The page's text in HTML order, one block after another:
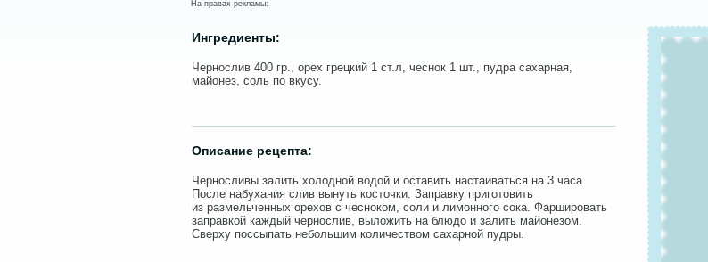
На правах рекламы:
Ингредиенты:
Чернослив 400 гр., орех грецкий 1 ст.л, чеснок 1 шт., пудра сахарная,
майонез, соль по вкусу.
Описание рецепта:
Черносливы залить холодной водой и оставить настаиваться на 3 часа.
После набухания слив вынуть косточки. Заправку приготовить
из размельченных орехов с чесноком, соли и лимонного сока. Фаршировать
заправкой каждый чернослив, выложить на блюдо и залить майонезом.
Сверху поссыпать небольшим количеством сахарной пудры.